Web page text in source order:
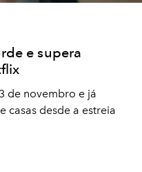
e supera
de novembro e já
casas desde a estreia